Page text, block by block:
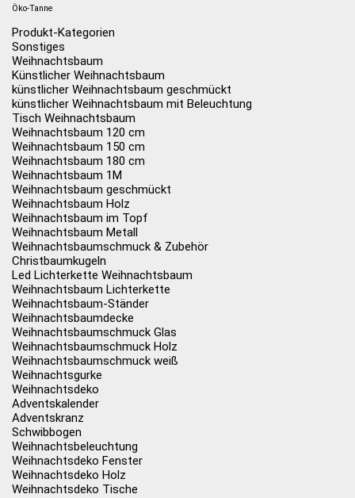
Öko-Tanne
Produkt-Kategorien
Sonstiges
Weihnachtsbaum
Künstlicher Weihnachtsbaum
künstlicher Weihnachtsbaum geschmückt
künstlicher Weihnachtsbaum mit Beleuchtung
Tisch Weihnachtsbaum
Weihnachtsbaum 120 cm
Weihnachtsbaum 150 cm
Weihnachtsbaum 180 cm
Weihnachtsbaum 1M
Weihnachtsbaum geschmückt
Weihnachtsbaum Holz
Weihnachtsbaum im Topf
Weihnachtsbaum Metall
Weihnachtsbaumschmuck & Zubehör
Christbaumkugeln
Led Lichterkette Weihnachtsbaum
Weihnachtsbaum Lichterkette
Weihnachtsbaum-Ständer
Weihnachtsbaumdecke
Weihnachtsbaumschmuck Glas
Weihnachtsbaumschmuck Holz
Weihnachtsbaumschmuck weiß
Weihnachtsgurke
Weihnachtsdeko
Adventskalender
Adventskranz
Schwibbogen
Weihnachtsbeleuchtung
Weihnachtsdeko Fenster
Weihnachtsdeko Holz
Weihnachtsdeko Tische